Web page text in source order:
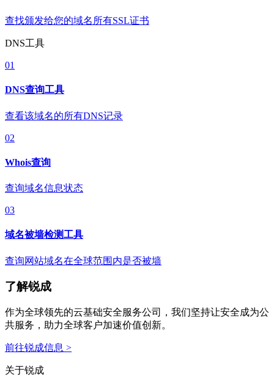
查找颁发给您的域名所有SSL证书
DNS工具
01
DNS查询工具
查看该域名的所有DNS记录
02
Whois查询
查询域名信息状态
03
域名被墙检测工具
查询网站域名在全球范围内是否被墙
了解锐成
作为全球领先的云基础安全服务公司，我们坚持让安全成为公
共服务，助力全球客户加速价值创新。
前往锐成信息 >
关于锐成